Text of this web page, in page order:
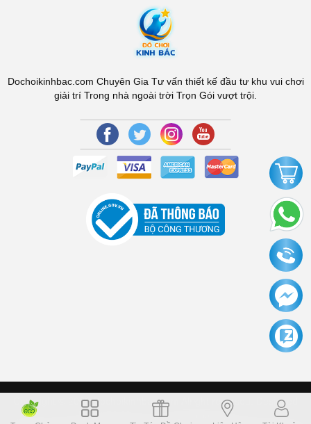
Dochoikinhbac.com Chuyên Gia Tư vấn thiết kế đầu tư khu vui chơi
giải trí Trong nhà ngoài trời Trọn Gói vượt trội.
Copyright © 2006 Dochoikinhbac.com Alright reversed. Designed
Dochoikinhbac.vn.cung cấp bởi sapo